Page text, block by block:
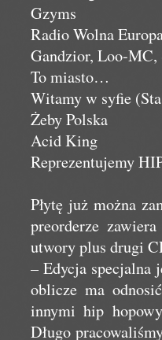
Gzyms
Radio Wolna
Gandzior, Loo-MC,
To miasto…
Witamy w syfie
Żeby Polska
Acid King
Reprezentujemy
Płytę już można
preorderze
utwory plus drugi
– Edycja specjalna
oblicze ma
innymi hip
Długo